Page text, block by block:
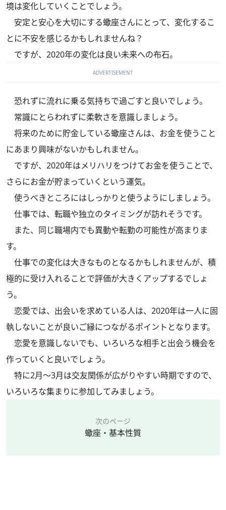
境は変化していくことでしょう。
安定と安心を大切にする蠍座さんにとって、変化するこ
とに不安を感じるかもしれませんね？
ですが、2020年の変化は良い未来への布石。
ADVERTISEMENT
恐れずに流れに乗る気持ちで過ごすと良いでしょう。
常識にとらわれずに柔軟さを意識しましょう。
将来のために貯金している蠍座さんは、お金を使うこと
にあまり興味がないかもしれません。
ですが、2020年はメリハリをつけてお金を使うことで、
さらにお金が貯まっていくという運気。
使うべきところにはしっかりと使うようにしましょう。
仕事では、転職や独立のタイミングが訪れそうです。
また、同じ職場内でも異動や転勤の可能性が高まりま
す。
仕事での変化は大きなものとなるかもしれませんが、積
極的に受け入れることで評価が大きくアップするでしょ
う。
恋愛では、出会いを求めている人は、2020年は一人に固
執しないことが良いご縁につながるポイントとなります。
恋愛を意識しないでも、いろいろな相手と出会う機会を
作っていくと良いでしょう。
特に2月～3月は交友関係が広がりやすい時期ですので、
いろいろな集まりに参加してみましょう。
次のページ
蠍座・基本性質